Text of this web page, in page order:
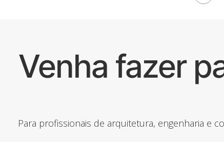
Venha fazer
Para profissionais de arquitetura, engenharia e